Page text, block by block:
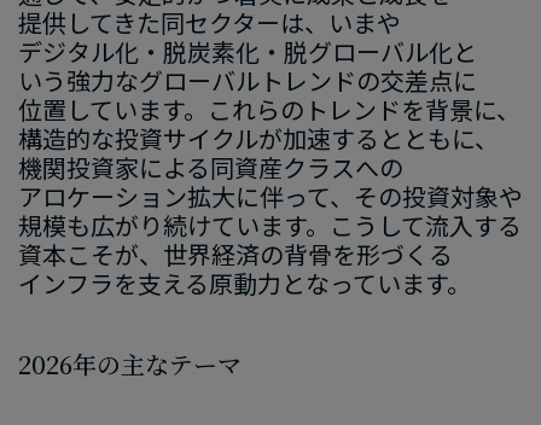
提供してきた​同セクターは、​いまや​
デジタル化・脱炭素化・脱グローバル化と​
いう​強力な​グローバルトレンドの​交差点に​
位置しています。​これらの​トレンドを​背景に、​
構造的な​投資サイクルが​加速するとともに、​
機関投​資家に​よる​同資産クラスへの​
アロケーション拡大に​伴って、​その​投資対象や​
規模も​広がり続けています。​こうして​流入する​
資本こそが、​世界経済の​背骨を​形づくる​
インフラを​支える​原動力と​なっています。
2026年の​主な​テーマ